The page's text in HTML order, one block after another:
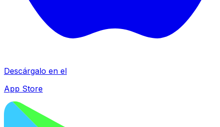
Descárgalo en el
App Store